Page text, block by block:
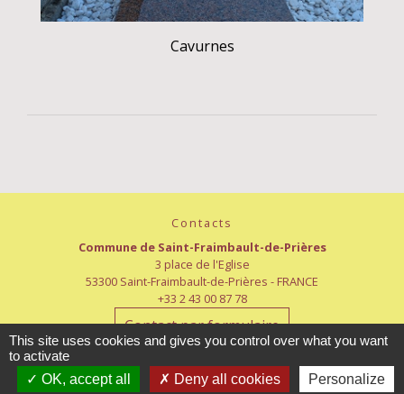
Cavurnes
Contacts
Commune de Saint-Fraimbault-de-Prières
3 place de l'Eglise
53300 Saint-Fraimbault-de-Prières - FRANCE
+33 2 43 00 87 78
Contact par formulaire
Horaires d'ouverture
Lundi : 8h15-12h15
This site uses cookies and gives you control over what you want
to activate
OK, accept all
Deny all cookies Personalize